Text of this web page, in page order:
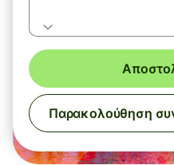
Παρακολούθηση